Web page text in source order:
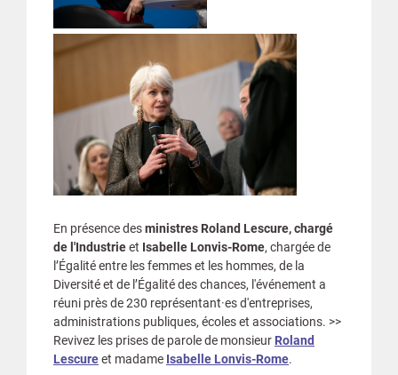
En présence desministres Roland Lescure, chargé
de l'Industrieet Isabelle Lonvis-Rome, chargée de
l’Égalité entre les femmes et les hommes, de la
Diversité et de l’Égalité des chances, l'événement a
réuni près de 230 représentant·es d'entreprises,
administrations publiques, écoles et associations. >>
Revivez les prises de parole de monsieur Roland
Lescureet madame Isabelle Lonvis-Rome.